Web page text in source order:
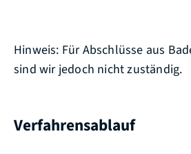
Hinweis: Für Abschlüsse aus
sind wir jedoch nicht zuständig.
Verfahrensablauf